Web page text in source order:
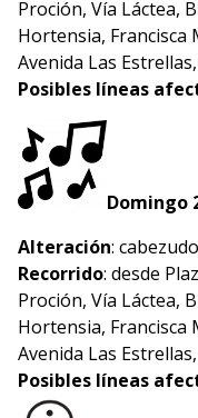
Proción, Vía Láctea,
Hortensia, Francisca
Avenida Las
Posibles líneas
Domingo
Alteración:
Recorrido: desde
Proción, Vía Láctea,
Hortensia, Francisca
Avenida Las
Posibles líneas